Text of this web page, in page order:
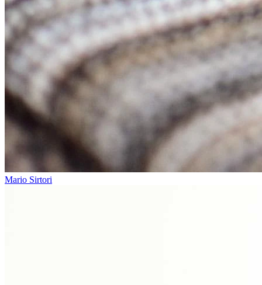
Mario Sirtori